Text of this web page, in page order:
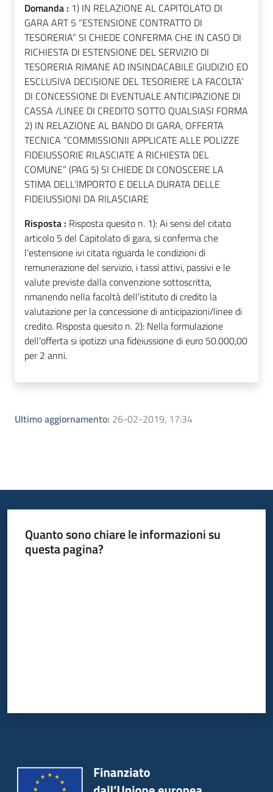
Domanda : 1) IN RELAZIONE AL CAPITOLATO DI
GARA ART 5 “ESTENSIONE CONTRATTO DI
TESORERIA” SI CHIEDE CONFERMA CHE IN CASO DI
RICHIESTA DI ESTENSIONE DEL SERVIZIO DI
TESORERIA RIMANE AD INSINDACABILE GIUDIZIO ED
ESCLUSIVA DECISIONE DEL TESORIERE LA FACOLTA’
DI CONCESSIONE DI EVENTUALE ANTICIPAZIONE DI
CASSA /LINEE DI CREDITO SOTTO QUALSIASI FORMA
2) IN RELAZIONE AL BANDO DI GARA, OFFERTA
TECNICA “COMMISSIONII APPLICATE ALLE POLIZZE
FIDEIUSSORIE RILASCIATE A RICHIESTA DEL
COMUNE” (PAG 5) SI CHIEDE DI CONOSCERE LA
STIMA DELL’IMPORTO E DELLA DURATA DELLE
FIDEIUSSIONI DA RILASCIARE
Risposta : Risposta quesito n. 1): Ai sensi del citato
articolo 5 del Capitolato di gara, si conferma che
l’estensione ivi citata riguarda le condizioni di
remunerazione del servizio, i tassi attivi, passivi e le
valute previste dalla convenzione sottoscritta,
rimanendo nella facoltà dell’istituto di credito la
valutazione per la concessione di anticipazioni/linee di
credito. Risposta quesito n. 2): Nella formulazione
dell’offerta si ipotizzi una fideiussione di euro 50.000,00
per 2 anni.
Ultimo aggiornamento: 26-02-2019, 17:34
Quanto sono chiare le informazioni su
questa pagina?